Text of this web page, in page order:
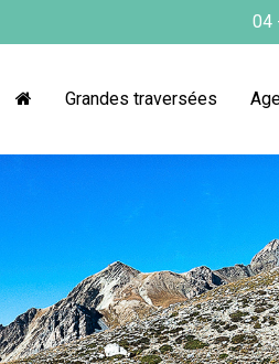
04
Grandes traversées